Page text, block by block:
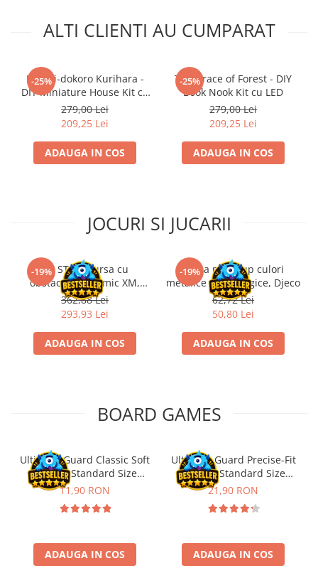
ALTI CLIENTI AU CUMPARAT
-25%
Kanmi-dokoro Kurihara -
DIY Miniature House Kit cu
LED
279,00 Lei
209,25 Lei
ADAUGA IN COS
-25%
The Grace of Forest - DIY
Book Nook Kit cu LED
279,00 Lei
209,25 Lei
ADAUGA IN COS
JOCURI SI JUCARII
-19%Kit STEM Cursa cu
obstacole Dynamic XM,
Fischertechnik
362,88 Lei
293,93 Lei
ADAUGA IN COS
-19%
Trusa make-up culori
metalice non alergice, Djeco
62,72 Lei
50,80 Lei
ADAUGA IN COS
BOARD GAMES
Ultimate Guard Classic Soft
Sleeves Standard Size
Transparent (100)
11,90 RON
ADAUGA IN COS
Ultimate Guard Precise-Fit
Sleeves Standard Size
Transparent (100)
21,90 RON
ADAUGA IN COS